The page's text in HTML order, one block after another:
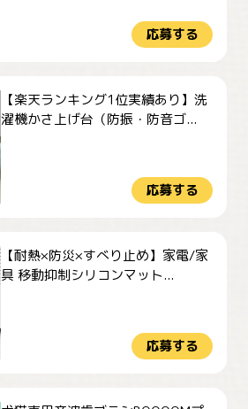
応募する
【楽天ランキング1位実績あり】洗
濯機かさ上げ台（防振・防音ゴ...
応募する
【耐熱×防災×すべり止め】家電/家
具 移動抑制シリコンマット...
応募する